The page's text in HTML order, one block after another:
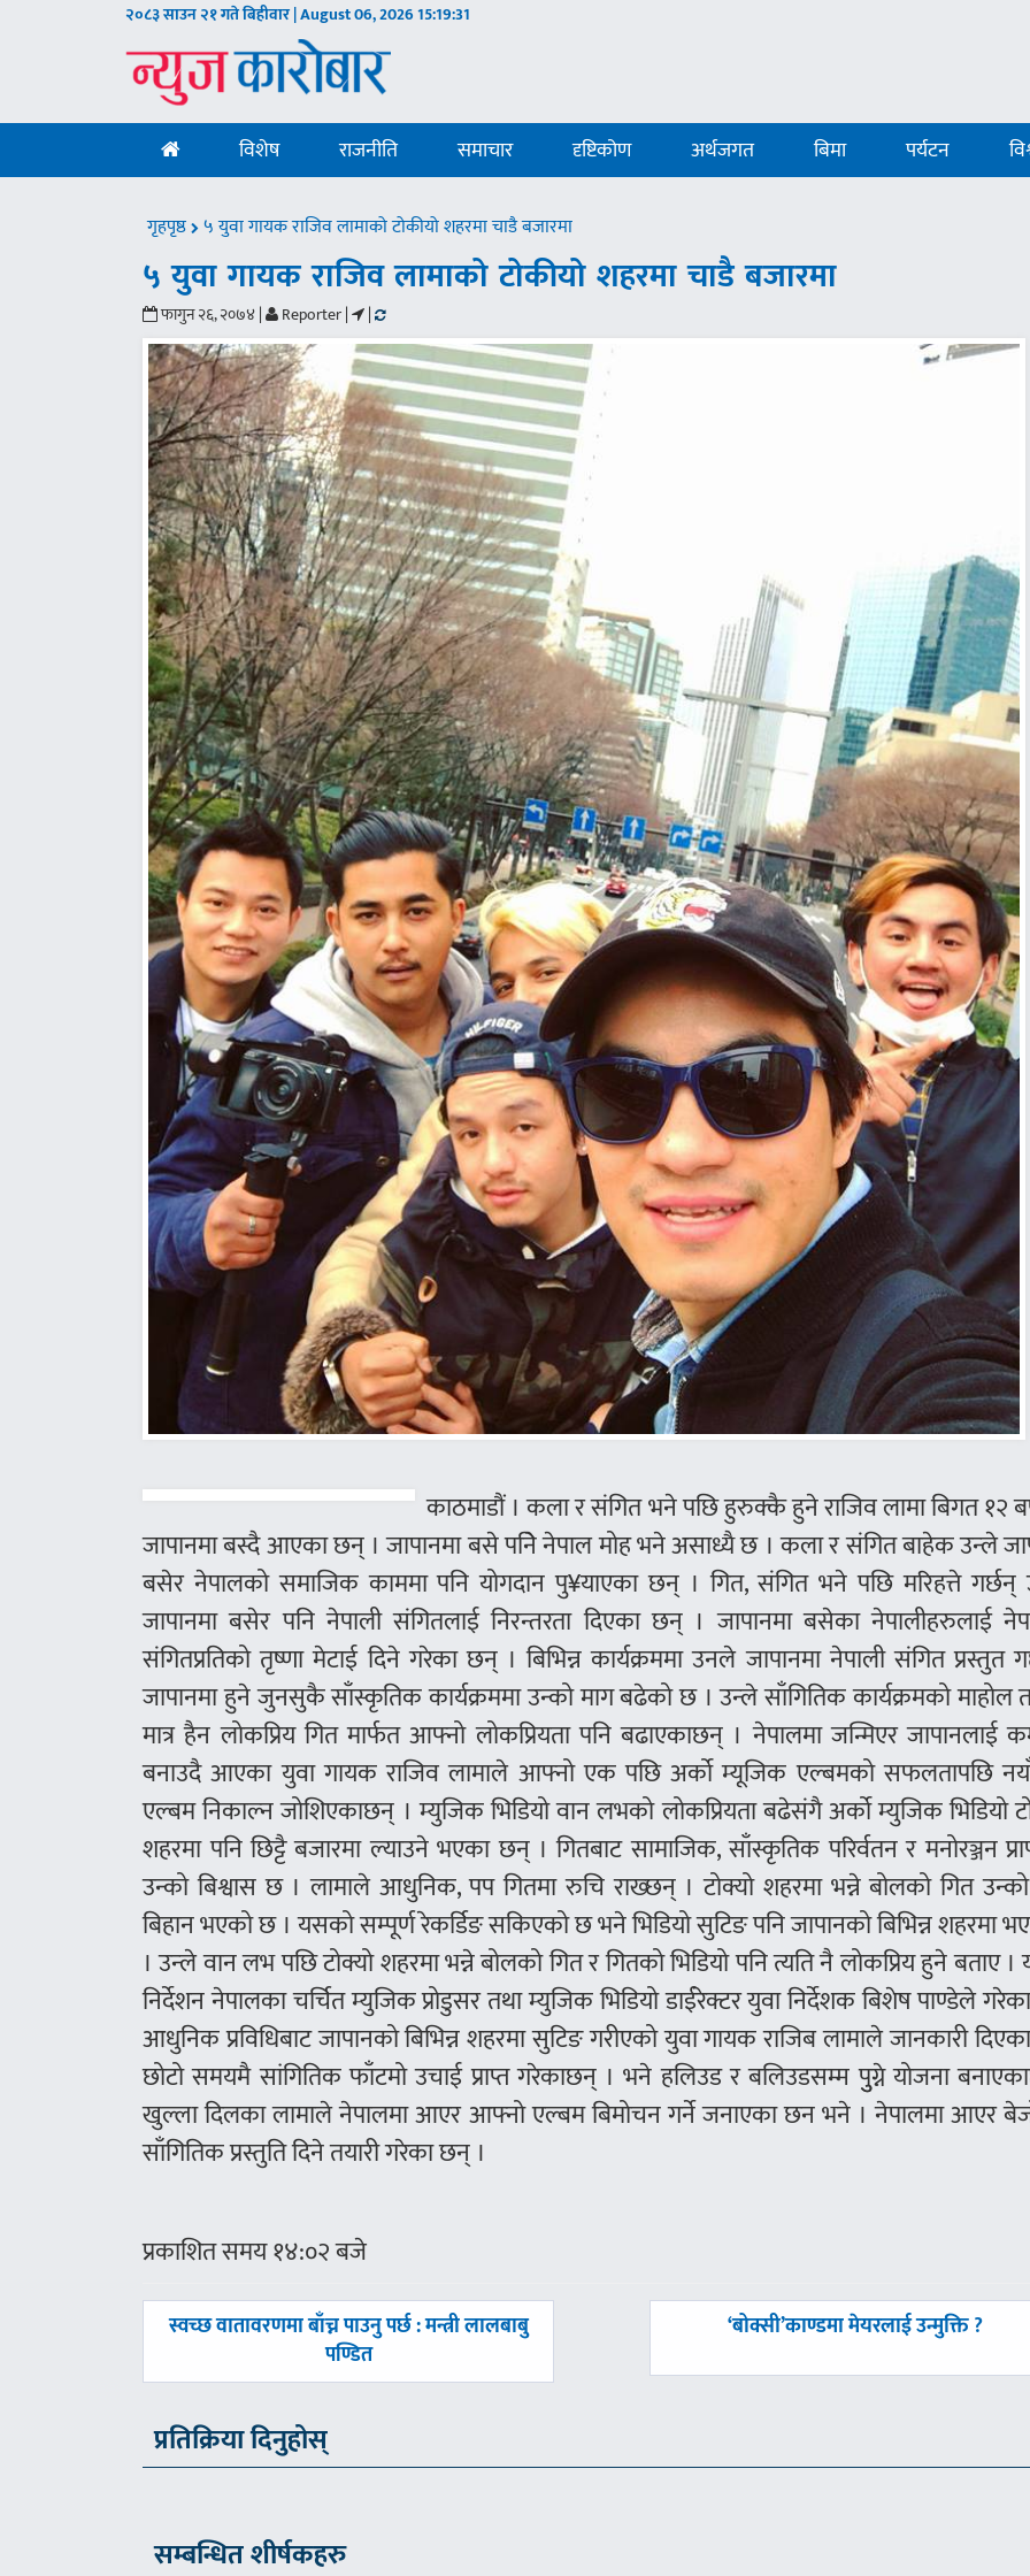
२०८३ साउन २१ गते बिहीवार | August 06, 202615:19:32
विशेष राजनीति समाचार दृष्टिकोण अर्थजगत बिमा पर्यटन
गृहपृष्ठ ५ युवा गायक राजिव लामाको टोकीयो शहरमा चाडै बजारमा
५ युवा गायक राजिव लामाको टोकीयो शहरमा चाडै बजारमा
फागुन २६, २०७४ | Reporter | |
काठमाडौं । कला र संगित भने पछि हुरुक्कै हुने राजिव लामा बिगत १२
जापानमा बस्दै आएका छन् । जापानमा बसे पनिे नेपाल मोह भने असाध्यै छ । कला र संगित बाहेक उन्ले
बसेर नेपालको समाजिक काममा पनि योगदान पु¥याएका छन् । गित, संगित भने पछि मरिहत्ते गर्छन्
जापानमा बसेर पनि नेपाली संगितलाई निरन्तरता दिएका छन् । जापानमा बसेका नेपालीहरुलाई
संगितप्रतिको तृष्णा मेटाई दिने गरेका छन् । बिभिन्न कार्यक्रममा उनले जापानमा नेपाली संगित प्रस्तुत
जापानमा हुने जुनसुकै साँस्कृतिक कार्यक्रममा उन्को माग बढेको छ । उन्ले साँगितिक कार्यक्रमको माहोल
मात्र हैन लोकप्रिय गित मार्फत आफ्नो लोकप्रियता पनि बढाएकाछन् । नेपालमा जन्मिएर जापानलाई
बनाउदै आएका युवा गायक राजिव लामाले आफ्नो एक पछि अर्को म्यूजिक एल्बमको सफलतापछि
एल्बम निकाल्न जोशिएकाछन् । म्युजिक भिडियो वान लभको लोकप्रियता बढेसंगै अर्को म्युजिक भिडियो
शहरमा पनि छिट्टै बजारमा ल्याउने भएका छन् । गितबाट सामाजिक, साँस्कृतिक परिर्वतन र मनोरञ्जन
उन्को बिश्वास छ । लामाले आधुनिक, पप गितमा रुचि राख्छन् । टोक्यो शहरमा भन्ने बोलको गित
बिहान भएको छ । यसको सम्पूर्ण रेकर्डिङ सकिएको छ भने भिडियो सुटिङ पनि जापानको बिभिन्न शहरमा
। उन्ले वान लभ पछि टोक्यो शहरमा भन्ने बोलको गित र गितको भिडियो पनि त्यति नै लोकप्रिय हुने बताए
निर्देशन नेपालका चर्चित म्युजिक प्रोडुसर तथा म्युजिक भिडियो डाईरेक्टर युवा निर्देशक बिशेष पाण्डेले
आधुनिक प्रविधिबाट जापानको बिभिन्न शहरमा सुटिङ गरीएको युवा गायक राजिब लामाले जानकारी
छोटो समयमै सांगितिक फाँटमो उचाई प्राप्त गरेकाछन् । भने हलिउड र बलिउडसम्म पुुग्ने योजना
खुल्ला दिलका लामाले नेपालमा आएर आफ्नो एल्बम बिमोचन गर्ने जनाएका छन भने । नेपालमा आएर
साँगितिक प्रस्तुति दिने तयारी गरेका छन् ।
प्रकाशित समय १४:०२ बजे
पछिल्लाे
स्वच्छ वातावरणमा बाँच्न पाउनु पर्छ : मन्त्री लालबाबु
पण्डित
अघिल्लाे
‘बोक्सी’काण्डमा मेयरलाई उन्मुक्ति ?
प्रतिक्रिया दिनुहोस्
सम्बन्धित शीर्षकहरु